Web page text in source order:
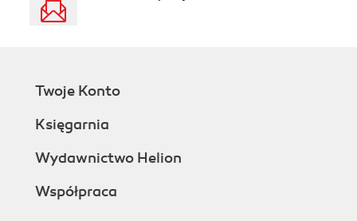
Twoje Konto
Księgarnia
Wydawnictwo Helion
Współpraca